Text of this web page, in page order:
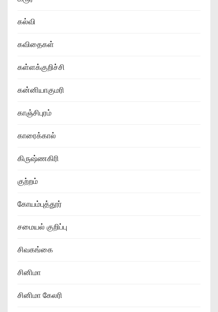
கல்வி
கவிதைகள்
கள்ளக்குறிச்சி
கன்னியாகுமரி
காஞ்சிபுரம்
காரைக்கால்
கிருஷ்ணகிரி
குற்றம்
கோயம்புத்தூர்
சமையல் குறிப்பு
சிவகங்கை
சினிமா
சினிமா கேலரி